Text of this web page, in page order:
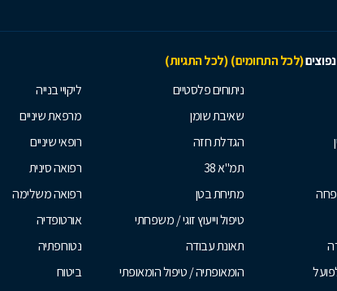
(לכל התחומים) (לכל התגיות)
ניתוחים פלסטיים
שאיבת שומן
הגדלת חזה
תמ"א 38
מתיחת בטן
טיפול וייעוץ זוגי / משפחתי
תאונת עבודה
הומאופתיה / טיפול הומאופתי
ליקויי בנייה
מרפאת שיניים
רופאי שיניים
רפואה סינית
רפואה משלימה
אורטופדיה
נטורופתיה
ביטוח